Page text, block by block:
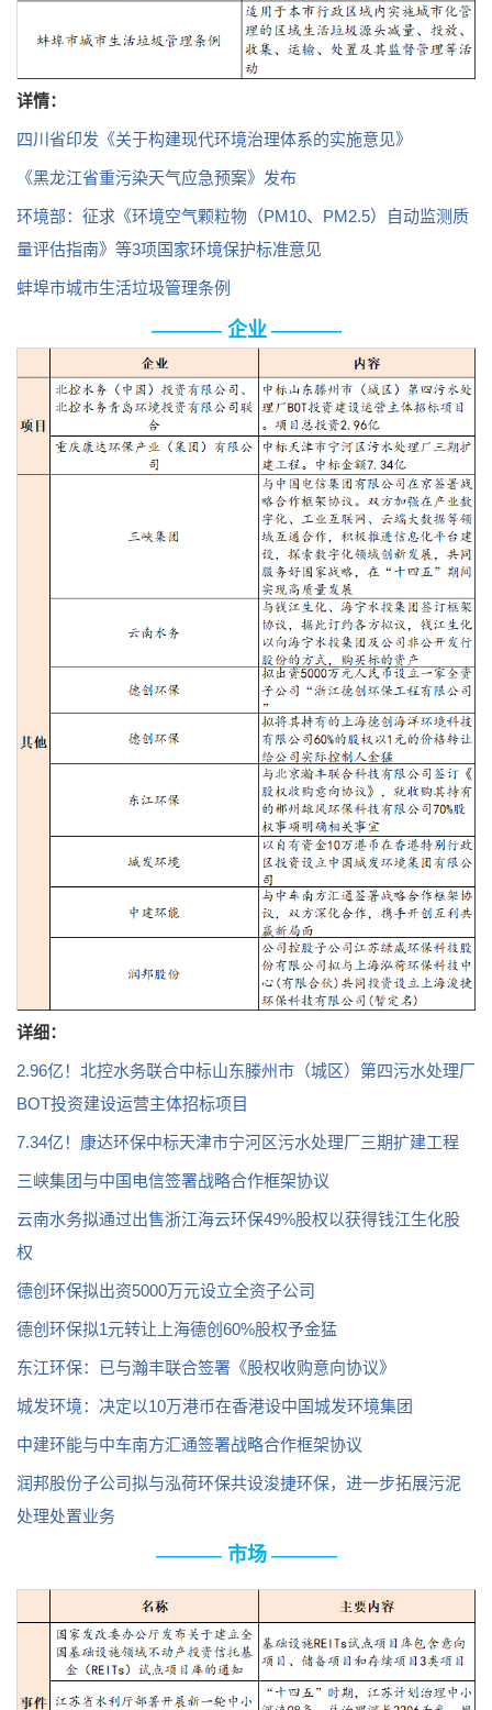
详情：
四川省印发《关于构建现代环境治理体系的实施意见》
《黑龙江省重污染天气应急预案》发布
环境部：征求《环境空气颗粒物（PM10、PM2.5）自动监测质
量评估指南》等3项国家环境保护标准意见
蚌埠市城市生活垃圾管理条例
————企业————
详细：
2.96亿！北控水务联合中标山东滕州市（城区）第四污水处理厂
BOT投资建设运营主体招标项目
7.34亿！康达环保中标天津市宁河区污水处理厂三期扩建工程
三峡集团与中国电信签署战略合作框架协议
云南水务拟通过出售浙江海云环保49%股权以获得钱江生化股
权
德创环保拟出资5000万元设立全资子公司
德创环保拟1元转让上海德创60%股权予金猛
东江环保：已与瀚丰联合签署《股权收购意向协议》
城发环境：决定以10万港币在香港设中国城发环境集团
中建环能与中车南方汇通签署战略合作框架协议
润邦股份子公司拟与泓荷环保共设浚捷环保，进一步拓展污泥
处理处置业务
————市场————